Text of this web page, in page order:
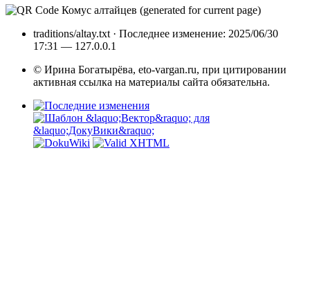
traditions/altay.txt · Последнее изменение: 2025/06/30
17:31 — 127.0.0.1
© Ирина Богатырёва, eto-vargan.ru, при цитировании
активная ссылка на материалы сайта обязательна.